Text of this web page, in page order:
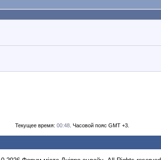
Текущее время: 00:48 . Часовой пояс GMT +3.